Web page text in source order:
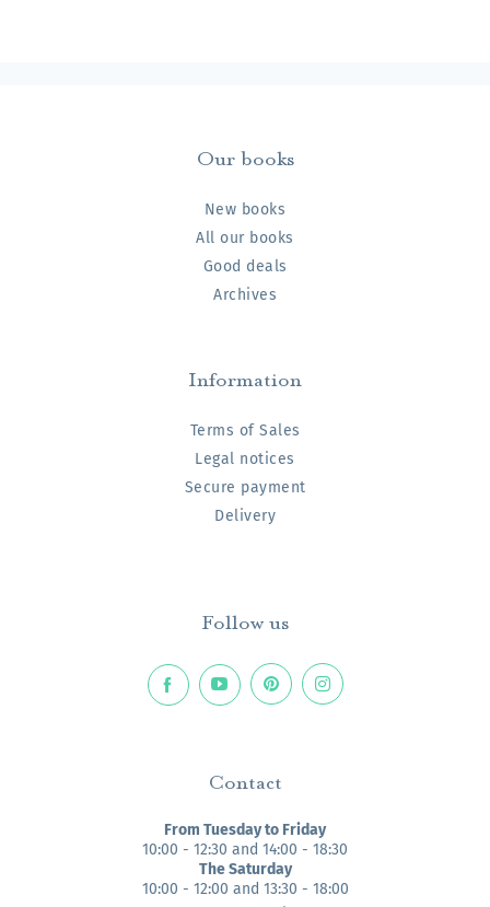
Our books
New books
All our books
Good deals
Archives
Information
Terms of Sales
Legal notices
Secure payment
Delivery
Follow us
Contact
From Tuesday to Friday
10:00 - 12:30 and 14:00 - 18:30
The Saturday
10:00 - 12:00 and 13:30 - 18:00